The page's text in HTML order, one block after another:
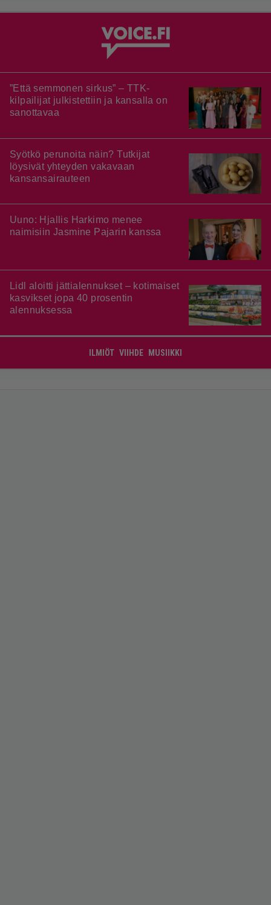
”Että semmonen sirkus” – TTK-
kilpailijat julkistettiin ja kansalla on
sanottavaa
Syötkö perunoita näin? Tutkijat
löysivät yhteyden vakavaan
kansansairauteen
Uuno: Hjallis Harkimo menee
naimisiin Jasmine Pajarin kanssa
Lidl aloitti jättialennukset – kotimaiset
kasvikset jopa 40 prosentin
alennuksessa
ILMIÖT VIIHDE MUSIIKKI